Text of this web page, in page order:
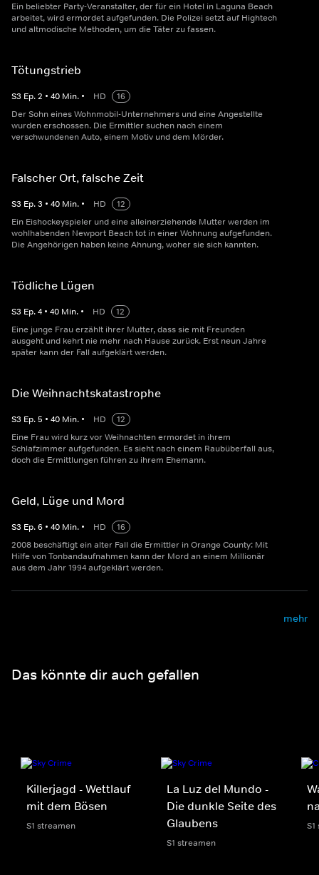
Ein beliebter Party-Veranstalter, der für ein Hotel in Laguna Beach
arbeitet, wird ermordet aufgefunden. Die Polizei setzt auf Hightech
und altmodische Methoden, um die Täter zu fassen.
Tötungstrieb
S3 Ep.2 • 40 Min. • HD
16
Der Sohn eines Wohnmobil-Unternehmers und eine Angestellte
wurden erschossen. Die Ermittler suchen nach einem
verschwundenen Auto, einem Motiv und dem Mörder.
Falscher Ort, falsche Zeit
S3 Ep.3 • 40 Min. • HD
12
Ein Eishockeyspieler und eine alleinerziehende Mutter werden im
wohlhabenden Newport Beach tot in einer Wohnung aufgefunden.
Die Angehörigen haben keine Ahnung, woher sie sich kannten.
Tödliche Lügen
S3 Ep.4 • 40 Min. • HD
12
Eine junge Frau erzählt ihrer Mutter, dass sie mit Freunden
ausgeht und kehrt nie mehr nach Hause zurück. Erst neun Jahre
später kann der Fall aufgeklärt werden.
Die Weihnachtskatastrophe
S3 Ep.5 • 40 Min. • HD
12
Eine Frau wird kurz vor Weihnachten ermordet in ihrem
Schlafzimmer aufgefunden. Es sieht nach einem Raubüberfall aus,
doch die Ermittlungen führen zu ihrem Ehemann.
Geld, Lüge und Mord
S3 Ep.6 • 40 Min. • HD
16
2008 beschäftigt ein alter Fall die Ermittler in Orange County: Mit
Hilfe von Tonbandaufnahmen kann der Mord an einem Millionär
aus dem Jahr 1994 aufgeklärt werden.
mehr
Das könnte dir auch gefallen
Killerjagd - Wettlauf
mit dem Bösen
S1 streamen
La Luz del Mundo -
Die dunkle Seite des
Glaubens
S1 streamen